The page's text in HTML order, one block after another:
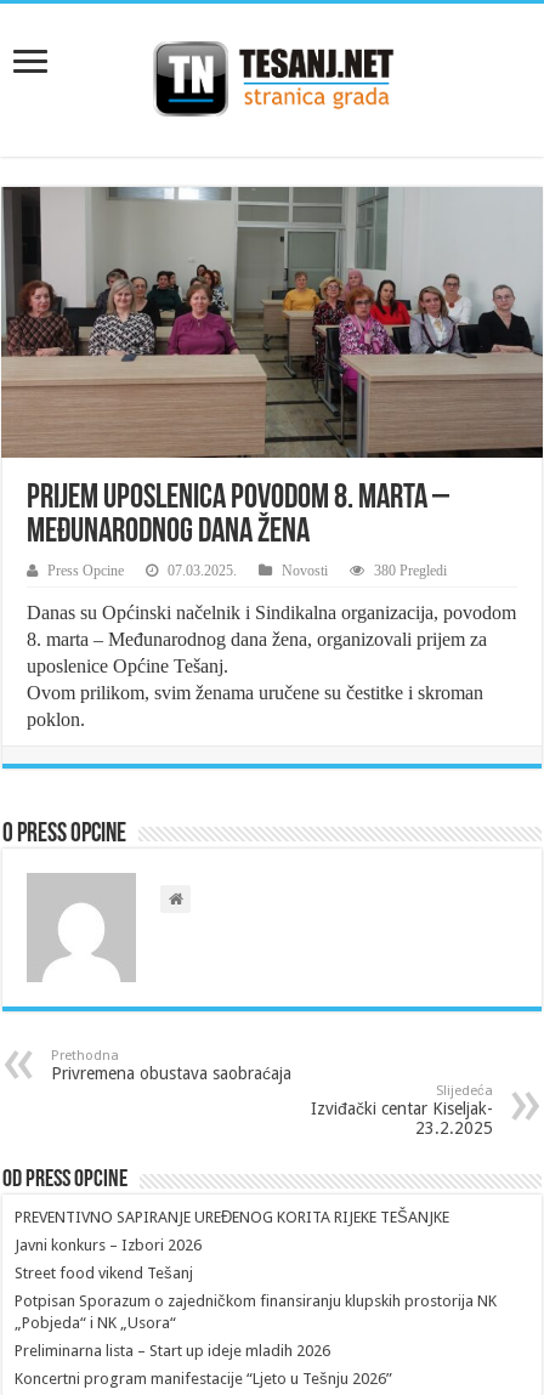
Prijem uposlenica povodom 8. marta –
Međunarodnog dana žena
Press Opcine 07.03.2025. Novosti 380 Pregledi
Danas su Općinski načelnik i Sindikalna organizacija, povodom
8. marta – Međunarodnog dana žena, organizovali prijem za
uposlenice Općine Tešanj.
Ovom prilikom, svim ženama uručene su čestitke i skroman
poklon.
O Press Opcine
Prethodna
Privremena obustava saobraćaja
Slijedeća
Izviđački centar Kiseljak-
23.2.2025
Od Press Opcine
PREVENTIVNO SAPIRANJE UREĐENOG KORITA RIJEKE TEŠANJKE
Javni konkurs – Izbori 2026
Street food vikend Tešanj
Potpisan Sporazum o zajedničkom finansiranju klupskih prostorija NK
„Pobjeda“ i NK „Usora“
Preliminarna lista – Start up ideje mladih 2026
Koncertni program manifestacije “Ljeto u Tešnju 2026”